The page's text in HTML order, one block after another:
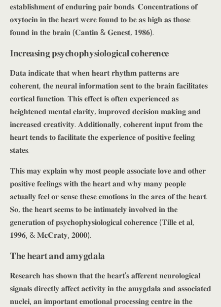
𝐞𝐬𝐭𝐚𝐛𝐥𝐢𝐬𝐡𝐦𝐞𝐧𝐭 𝐨𝐟 𝐞𝐧𝐝𝐮𝐫𝐢𝐧𝐠 𝐩𝐚𝐢𝐫 𝐛𝐨𝐧𝐝𝐬. 𝐂𝐨𝐧𝐜𝐞𝐧𝐭𝐫𝐚𝐭𝐢𝐨𝐧𝐬 𝐨𝐟
𝐨𝐱𝐲𝐭𝐨𝐜𝐢𝐧 𝐢𝐧 𝐭𝐡𝐞 𝐡𝐞𝐚𝐫𝐭 𝐰𝐞𝐫𝐞 𝐟𝐨𝐮𝐧𝐝 𝐭𝐨 𝐛𝐞 𝐚𝐬 𝐡𝐢𝐠𝐡 𝐚𝐬 𝐭𝐡𝐨𝐬𝐞
𝐟𝐨𝐮𝐧𝐝 𝐢𝐧 𝐭𝐡𝐞 𝐛𝐫𝐚𝐢𝐧 (𝐂𝐚𝐧𝐭𝐢𝐧 & 𝐆𝐞𝐧𝐞𝐬𝐭, 𝟏𝟗𝟖𝟔).
𝐈𝐧𝐜𝐫𝐞𝐚𝐬𝐢𝐧𝐠 𝐩𝐬𝐲𝐜𝐡𝐨𝐩𝐡𝐲𝐬𝐢𝐨𝐥𝐨𝐠𝐢𝐜𝐚𝐥 𝐜𝐨𝐡𝐞𝐫𝐞𝐧𝐜𝐞
𝐃𝐚𝐭𝐚 𝐢𝐧𝐝𝐢𝐜𝐚𝐭𝐞 𝐭𝐡𝐚𝐭 𝐰𝐡𝐞𝐧 𝐡𝐞𝐚𝐫𝐭 𝐫𝐡𝐲𝐭𝐡𝐦 𝐩𝐚𝐭𝐭𝐞𝐫𝐧𝐬 𝐚𝐫𝐞
𝐜𝐨𝐡𝐞𝐫𝐞𝐧𝐭, 𝐭𝐡𝐞 𝐧𝐞𝐮𝐫𝐚𝐥 𝐢𝐧𝐟𝐨𝐫𝐦𝐚𝐭𝐢𝐨𝐧 𝐬𝐞𝐧𝐭 𝐭𝐨 𝐭𝐡𝐞 𝐛𝐫𝐚𝐢𝐧 𝐟𝐚𝐜𝐢𝐥𝐢𝐭𝐚𝐭𝐞𝐬
𝐜𝐨𝐫𝐭𝐢𝐜𝐚𝐥 𝐟𝐮𝐧𝐜𝐭𝐢𝐨𝐧. 𝐓𝐡𝐢𝐬 𝐞𝐟𝐟𝐞𝐜𝐭 𝐢𝐬 𝐨𝐟𝐭𝐞𝐧 𝐞𝐱𝐩𝐞𝐫𝐢𝐞𝐧𝐜𝐞𝐝 𝐚𝐬
𝐡𝐞𝐢𝐠𝐡𝐭𝐞𝐧𝐞𝐝 𝐦𝐞𝐧𝐭𝐚𝐥 𝐜𝐥𝐚𝐫𝐢𝐭𝐲, 𝐢𝐦𝐩𝐫𝐨𝐯𝐞𝐝 𝐝𝐞𝐜𝐢𝐬𝐢𝐨𝐧 𝐦𝐚𝐤𝐢𝐧𝐠 𝐚𝐧𝐝
𝐢𝐧𝐜𝐫𝐞𝐚𝐬𝐞𝐝 𝐜𝐫𝐞𝐚𝐭𝐢𝐯𝐢𝐭𝐲. 𝐀𝐝𝐝𝐢𝐭𝐢𝐨𝐧𝐚𝐥𝐥𝐲, 𝐜𝐨𝐡𝐞𝐫𝐞𝐧𝐭 𝐢𝐧𝐩𝐮𝐭 𝐟𝐫𝐨𝐦 𝐭𝐡𝐞
𝐡𝐞𝐚𝐫𝐭 𝐭𝐞𝐧𝐝𝐬 𝐭𝐨 𝐟𝐚𝐜𝐢𝐥𝐢𝐭𝐚𝐭𝐞 𝐭𝐡𝐞 𝐞𝐱𝐩𝐞𝐫𝐢𝐞𝐧𝐜𝐞 𝐨𝐟 𝐩𝐨𝐬𝐢𝐭𝐢𝐯𝐞 𝐟𝐞𝐞𝐥𝐢𝐧𝐠
𝐬𝐭𝐚𝐭𝐞𝐬.
𝐓𝐡𝐢𝐬 𝐦𝐚𝐲 𝐞𝐱𝐩𝐥𝐚𝐢𝐧 𝐰𝐡𝐲 𝐦𝐨𝐬𝐭 𝐩𝐞𝐨𝐩𝐥𝐞 𝐚𝐬𝐬𝐨𝐜𝐢𝐚𝐭𝐞 𝐥𝐨𝐯𝐞 𝐚𝐧𝐝 𝐨𝐭𝐡𝐞𝐫
𝐩𝐨𝐬𝐢𝐭𝐢𝐯𝐞 𝐟𝐞𝐞𝐥𝐢𝐧𝐠𝐬 𝐰𝐢𝐭𝐡 𝐭𝐡𝐞 𝐡𝐞𝐚𝐫𝐭 𝐚𝐧𝐝 𝐰𝐡𝐲 𝐦𝐚𝐧𝐲 𝐩𝐞𝐨𝐩𝐥𝐞
𝐚𝐜𝐭𝐮𝐚𝐥𝐥𝐲 𝐟𝐞𝐞𝐥 𝐨𝐫 𝐬𝐞𝐧𝐬𝐞 𝐭𝐡𝐞𝐬𝐞 𝐞𝐦𝐨𝐭𝐢𝐨𝐧𝐬 𝐢𝐧 𝐭𝐡𝐞 𝐚𝐫𝐞𝐚 𝐨𝐟 𝐭𝐡𝐞 𝐡𝐞𝐚𝐫𝐭.
𝐒𝐨, 𝐭𝐡𝐞 𝐡𝐞𝐚𝐫𝐭 𝐬𝐞𝐞𝐦𝐬 𝐭𝐨 𝐛𝐞 𝐢𝐧𝐭𝐢𝐦𝐚𝐭𝐞𝐥𝐲 𝐢𝐧𝐯𝐨𝐥𝐯𝐞𝐝 𝐢𝐧 𝐭𝐡𝐞
𝐠𝐞𝐧𝐞𝐫𝐚𝐭𝐢𝐨𝐧 𝐨𝐟 𝐩𝐬𝐲𝐜𝐡𝐨𝐩𝐡𝐲𝐬𝐢𝐨𝐥𝐨𝐠𝐢𝐜𝐚𝐥 𝐜𝐨𝐡𝐞𝐫𝐞𝐧𝐜𝐞 (𝐓𝐢𝐥𝐥𝐞 𝐞𝐭 𝐚𝐥,
𝟏𝟗𝟗𝟔, & 𝐌𝐜𝐂𝐫𝐚𝐭𝐲, 𝟐𝟎𝟎𝟎).
𝐓𝐡𝐞 𝐡𝐞𝐚𝐫𝐭 𝐚𝐧𝐝 𝐚𝐦𝐲𝐠𝐝𝐚𝐥𝐚
𝐑𝐞𝐬𝐞𝐚𝐫𝐜𝐡 𝐡𝐚𝐬 𝐬𝐡𝐨𝐰𝐧 𝐭𝐡𝐚𝐭 𝐭𝐡𝐞 𝐡𝐞𝐚𝐫𝐭’𝐬 𝐚𝐟𝐟𝐞𝐫𝐞𝐧𝐭 𝐧𝐞𝐮𝐫𝐨𝐥𝐨𝐠𝐢𝐜𝐚𝐥
𝐬𝐢𝐠𝐧𝐚𝐥𝐬 𝐝𝐢𝐫𝐞𝐜𝐭𝐥𝐲 𝐚𝐟𝐟𝐞𝐜𝐭 𝐚𝐜𝐭𝐢𝐯𝐢𝐭𝐲 𝐢𝐧 𝐭𝐡𝐞 𝐚𝐦𝐲𝐠𝐝𝐚𝐥𝐚 𝐚𝐧𝐝 𝐚𝐬𝐬𝐨𝐜𝐢𝐚𝐭𝐞𝐝
𝐧𝐮𝐜𝐥𝐞𝐢, 𝐚𝐧 𝐢𝐦𝐩𝐨𝐫𝐭𝐚𝐧𝐭 𝐞𝐦𝐨𝐭𝐢𝐨𝐧𝐚𝐥 𝐩𝐫𝐨𝐜𝐞𝐬𝐬𝐢𝐧𝐠 𝐜𝐞𝐧𝐭𝐫𝐞 𝐢𝐧 𝐭𝐡𝐞